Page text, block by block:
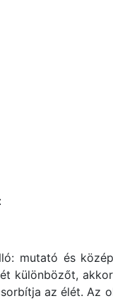
mutató és
különbözőt,
az élét. Az